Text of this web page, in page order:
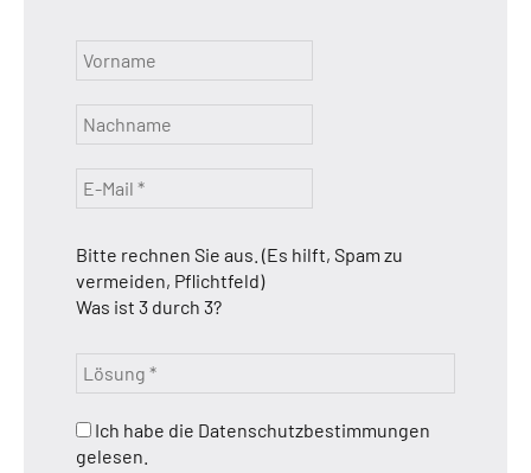
Bitte rechnen Sie aus. (Es hilft, Spam zu
vermeiden, Pflichtfeld)
Was ist 3 durch 3?
Ich habe die Datenschutzbestimmungen
gelesen.